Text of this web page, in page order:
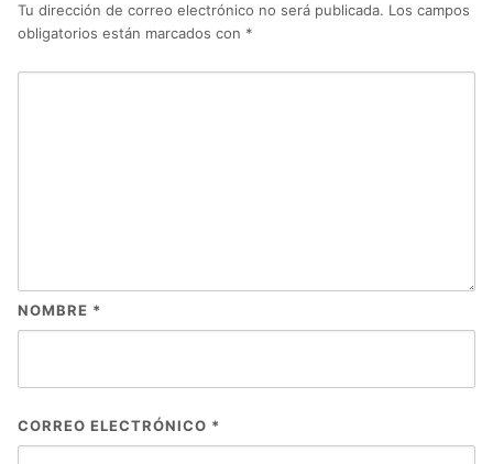
Tu dirección de correo electrónico no será publicada. Los campos
obligatorios están marcados con *
NOMBRE *
CORREO ELECTRÓNICO *